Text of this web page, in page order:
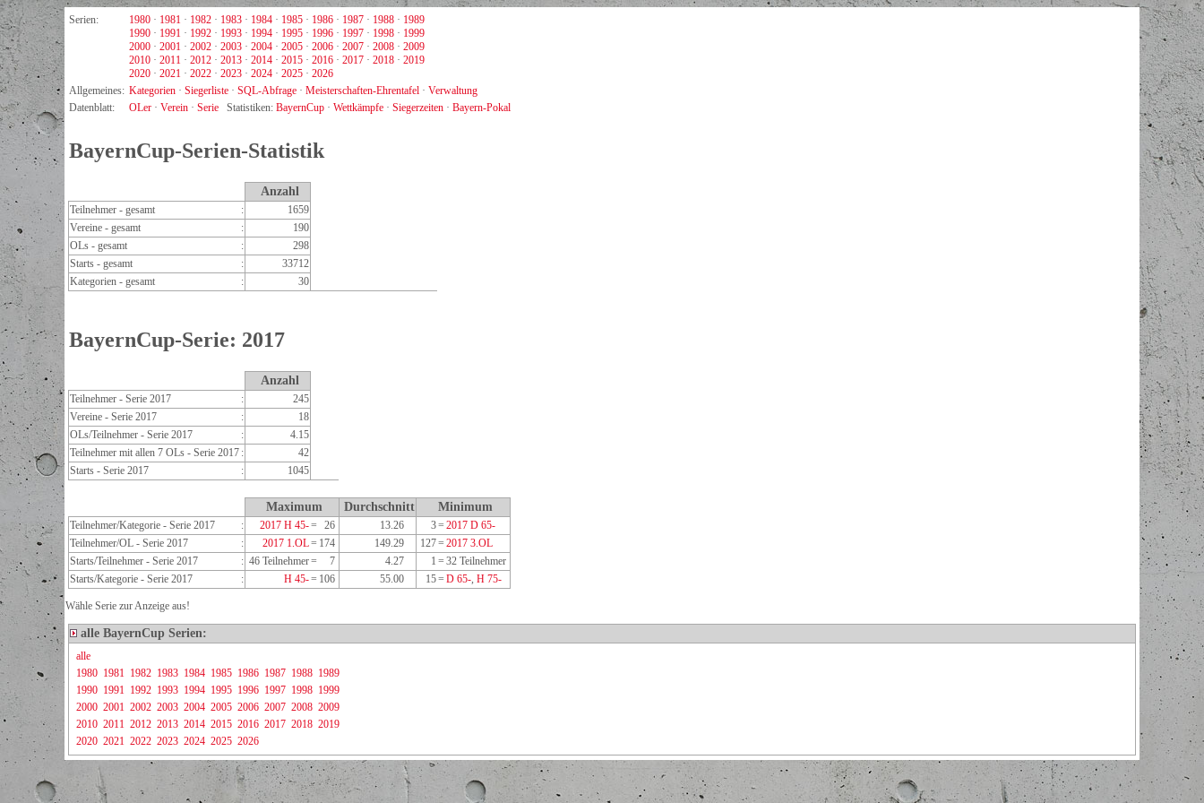
Serien: 1980 · 1981 · 1982 · 1983 · 1984 · 1985 · 1986 · 1987 · 1988 · 1989
1990 · 1991 · 1992 · 1993 · 1994 · 1995 · 1996 · 1997 · 1998 · 1999
2000 · 2001 · 2002 · 2003 · 2004 · 2005 · 2006 · 2007 · 2008 · 2009
2010 · 2011 · 2012 · 2013 · 2014 · 2015 · 2016 · 2017 · 2018 · 2019
2020 · 2021 · 2022 · 2023 · 2024 · 2025 · 2026
Allgemeines: Kategorien · Siegerliste · SQL-Abfrage · Meisterschaften-Ehrentafel · Verwaltung
Datenblatt:
OLer · Verein · Serie Statistiken: BayernCup · Wettkämpfe · Siegerzeiten · Bayern-Pokal
BayernCup-Serien-Statistik
Anzahl
Teilnehmer - gesamt :
1659
Vereine - gesamt
:
190
OLs - gesamt
:
298
Starts - gesamt
:
33712
Kategorien - gesamt
: 30
BayernCup-Serie: 2017
Anzahl
Teilnehmer - Serie 2017 :
245
Vereine - Serie 2017
:
18
OLs/Teilnehmer - Serie 2017
:
4.15
Teilnehmer mit allen 7 OLs - Serie 2017 :
42
Starts - Serie 2017
: 1045
Maximum Durchschnitt Minimum
Teilnehmer/Kategorie - Serie 2017 : 2017 H 45-= 26 13.26 3= 2017 D 65-
Teilnehmer/OL - Serie 2017
: 2017 1.OL= 174 149.29 127= 2017 3.OL
Starts/Teilnehmer - Serie 2017
: 46 Teilnehmer= 7 4.27 1 = 32 Teilnehmer
Starts/Kategorie - Serie 2017
: H 45-= 106 55.00 15= D 65-, H 75-
Wähle Serie zur Anzeige aus!
alle BayernCup Serien:
alle
1980 1981 1982 1983 1984 1985 1986 1987 1988 1989
1990 1991 1992 1993 1994 1995 1996 1997 1998 1999
2000 2001 2002 2003 2004 2005 2006 2007 2008 2009
2010 2011 2012 2013 2014 2015 2016 2017 2018 2019
2020 2021 2022 2023 2024 2025 2026